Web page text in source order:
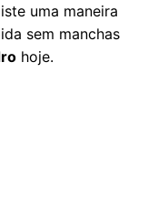
uma maneira
sem manchas
hoje.